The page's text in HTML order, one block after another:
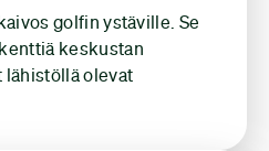
golfin ystäville. Se
keskustan
lähistöllä olevat